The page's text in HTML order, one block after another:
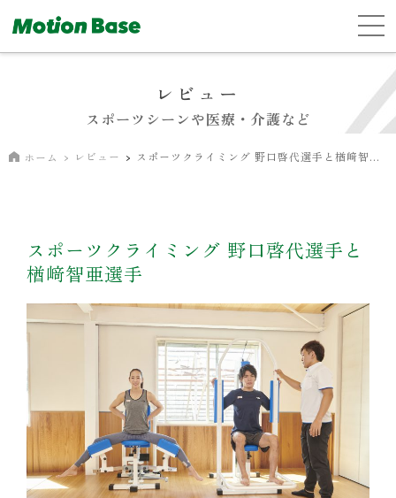
レビュー
スポーツシーンや医療・介護など
ホーム レビュー スポーツクライミング 野口啓代選手と楢﨑智亜選手
スポーツクライミング 野口啓代選手と
楢﨑智亜選手